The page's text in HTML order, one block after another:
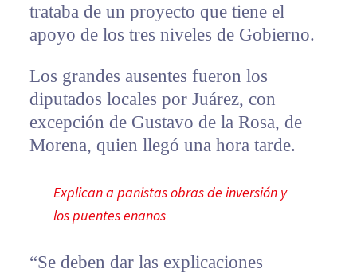
trataba de un proyecto que tiene el
apoyo de los tres niveles de Gobierno.
Los grandes ausentes fueron los
diputados locales por Juárez, con
excepción de Gustavo de la Rosa, de
Morena, quien llegó una hora tarde.
Explican a panistas obras de inversión y
los puentes enanos
“Se deben dar las explicaciones